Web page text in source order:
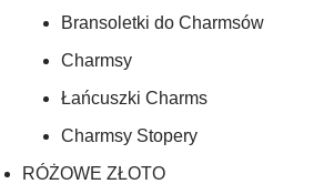
Bransoletki do Charmsów
Charmsy
Łańcuszki Charms
Charmsy Stopery
RÓŻOWE ZŁOTO